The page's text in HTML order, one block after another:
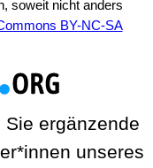
soweit nicht anders
BY-NC-SA
Sie ergänzende
unseres